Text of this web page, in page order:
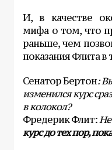
И, в качестве
мифа о том, что
раньше, чем
показания Флита в
Сенатор Бертон:
изменился курс
в колокол?
Фредерик Флит:
курс до тех пор,